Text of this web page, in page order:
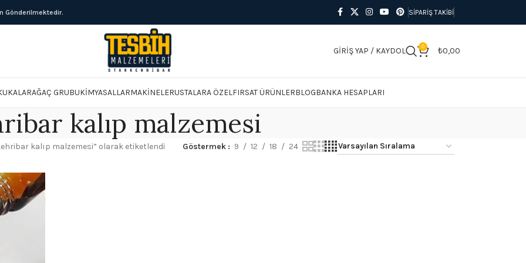
Gönderilmektedir. SIPARIŞ TAKIBI
GIRIŞ YAP / KAYDOL 0 ₺0,00
AĞAÇ GRUBUKIMYASALLARMAKINELERUSTALARA ÖZELFIRSAT ÜRÜNLERBLOGBANKA HESAPLARI
kalıp malzemesi
kalıp malzemesi” olarak etiketlendi Göstermek 9 12 18 24